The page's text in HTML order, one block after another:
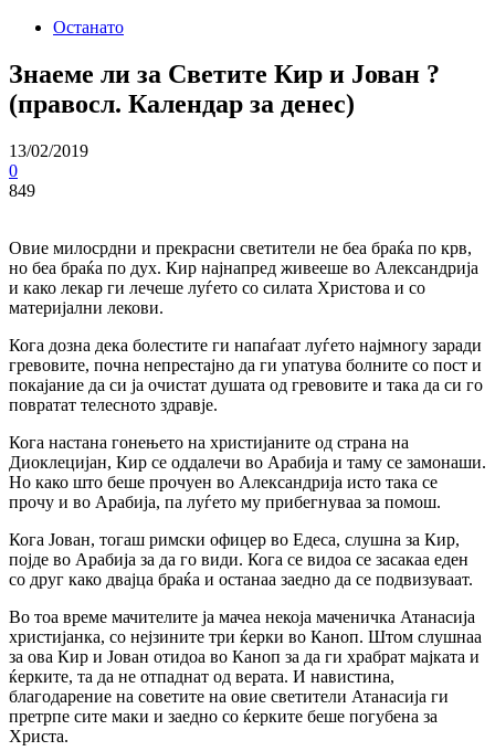
Останато
Знаеме ли за Светите Кир и Јован ?
(правосл. Календар за денес)
13/02/2019
0
849
Овие милосрдни и прекрасни светители не беа браќа по крв,
но беа браќа по дух. Кир најнапред живееше во Александрија
и како лекар ги лечеше луѓето со силата Христова и со
материјални лекови.
Кога дозна дека болестите ги напаѓаат луѓето најмногу заради
гревовите, почна непрестајно да ги упатува болните со пост и
покајание да си ја очистат душата од гревовите и така да си го
повратат телесното здравје.
Кога настана гонењето на христијаните од страна на
Диоклецијан, Кир се оддалечи во Арабија и таму се замонаши.
Но како што беше прочуен во Александрија исто така се
прочу и во Арабија, па луѓето му прибегнуваа за помош.
Кога Јован, тогаш римски офицер во Едеса, слушна за Кир,
појде во Арабија за да го види. Кога се видоа се засакаа еден
со друг како двајца браќа и останаа заедно да се подвизуваат.
Во тоа време мачителите ја мачеа некоја маченичка Атанасија
христијанка, со нејзините три ќерки во Каноп. Штом слушнаа
за ова Кир и Јован отидоа во Каноп за да ги храбрат мајката и
ќерките, та да не отпаднат од верата. И навистина,
благодарение на советите на овие светители Атанасија ги
претрпе сите маки и заедно со ќерките беше погубена за
Христа.